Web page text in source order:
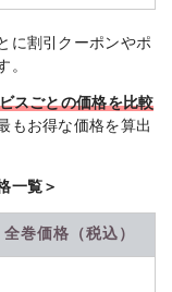
に割引クーポンやポ
。
スごとの価格を比較
もお得な価格を算出
一覧＞
全巻価格（税込）